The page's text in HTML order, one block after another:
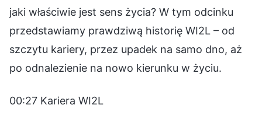
jaki właściwie jest sens życia? W tym odcinku
przedstawiamy prawdziwą historię WI2L – od
szczytu kariery, przez upadek na samo dno, aż
po odnalezienie na nowo kierunku w życiu.
00:27 Kariera WI2L